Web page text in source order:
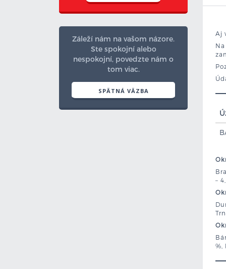
Aj
–
%,
Záleží nám na vašom názore.
Ste spokojní alebo
nespokojní, povedzte nám o
tom viac.
SPÄTNÁ VÄZBA